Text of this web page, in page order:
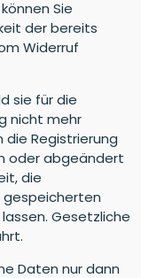
Sie
der bereits
Widerruf
sie für die
nicht mehr
die Registrierung
oder abgeändert
die
gespeicherten
Gesetzliche
Daten nur dann